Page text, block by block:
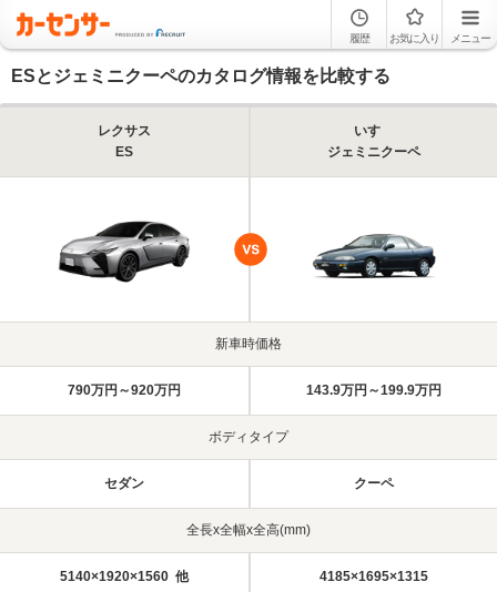
履歴 お気に入り メニュー
ESとジェミニクーペのカタログ情報を比較する
レクサス
ES
いすゞ
ジェミニクーペ
新車時価格
790万円～920万円 143.9万円～199.9万円
ボディタイプ
セダン クーペ
全長x全幅x全高(mm)
5140×1920×1560 他 4185×1695×1315